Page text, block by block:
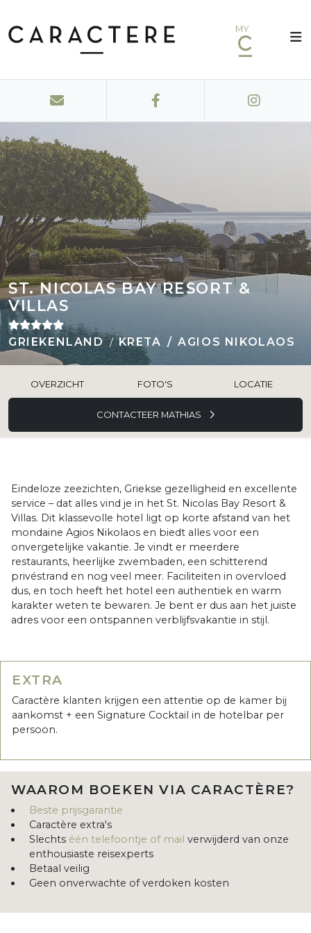
MY
ST. NICOLAS BAY RESORT &
VILLAS
GRIEKENLAND KRETA AGIOS NIKOLAOS
OVERZICHT FOTO'S LOCATIE
CONTACTEER MATHIAS
Eindeloze zeezichten, Griekse gezelligheid en excellente
service – dat alles vind je in het St. Nicolas Bay Resort &
Villas. Dit klassevolle hotel ligt op korte afstand van het
mondaine Agios Nikolaos en biedt alles voor een
onvergetelijke vakantie. Je vindt er meerdere
restaurants, heerlijke zwembaden, een schitterend
privéstrand en nog veel meer. Faciliteiten in overvloed
dus, en toch heeft het hotel een authentiek en warm
karakter weten te bewaren. Je bent er dus aan het juiste
adres voor een ontspannen verblijfsvakantie in stijl.
EXTRA
Caractère klanten krijgen een attentie op de kamer bij
aankomst + een Signature Cocktail in de hotelbar per
persoon.
WAAROM BOEKEN VIA CARACTÈRE?
Beste prijsgarantie
Caractère extra's
Slechts één telefoontje of mail verwijderd van onze
enthousiaste reisexperts
Betaal veilig
Geen onverwachte of verdoken kosten